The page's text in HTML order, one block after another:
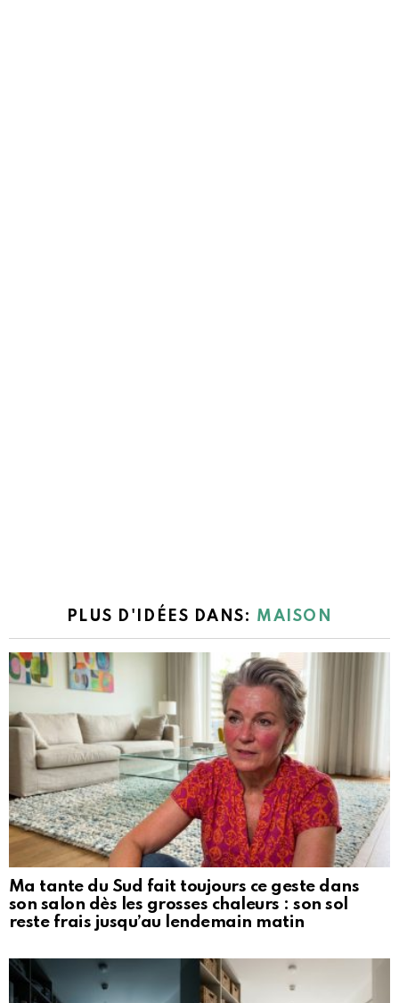
PLUS D'IDÉES DANS: MAISON
Ma tante du Sud fait toujours ce geste dans
son salon dès les grosses chaleurs : son sol
reste frais jusqu’au lendemain matin